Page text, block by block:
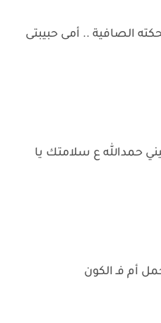
الصافية .. أمى حبيبتى
حمدالله ع سلامتك يا
أم فـ الكون